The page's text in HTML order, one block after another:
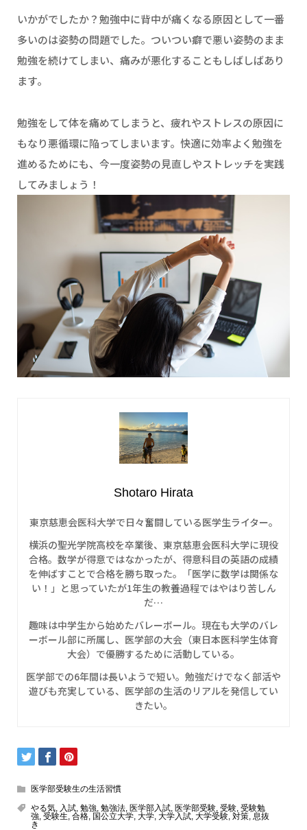
いかがでしたか？勉強中に背中が痛くなる原因として一番
多いのは姿勢の問題でした。ついつい癖で悪い姿勢のまま
勉強を続けてしまい、痛みが悪化することもしばしばあり
ます。
勉強をして体を痛めてしまうと、疲れやストレスの原因に
もなり悪循環に陥ってしまいます。快適に効率よく勉強を
進めるためにも、今一度姿勢の見直しやストレッチを実践
してみましょう！
Shotaro Hirata
東京慈恵会医科大学で日々奮闘している医学生ライター。
横浜の聖光学院高校を卒業後、東京慈恵会医科大学に現役
合格。数学が得意ではなかったが、得意科目の英語の成績
を伸ばすことで合格を勝ち取った。「医学に数学は関係な
い！」と思っていたが1年生の教養過程ではやはり苦しん
だ…
趣味は中学生から始めたバレーボール。現在も大学のバレ
ーボール部に所属し、医学部の大会（東日本医科学生体育
大会）で優勝するために活動している。
医学部での6年間は長いようで短い。勉強だけでなく部活や
遊びも充実している、医学部の生活のリアルを発信してい
きたい。
医学部受験生の生活習慣
やる気, 入試, 勉強, 勉強法, 医学部入試, 医学部受験, 受験, 受験勉
強, 受験生, 合格, 国公立大学, 大学, 大学入試, 大学受験, 対策, 息抜
き